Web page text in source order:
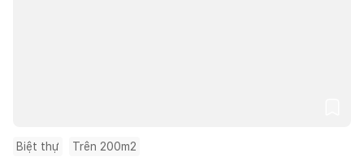
Biệt thự Trên 200m2